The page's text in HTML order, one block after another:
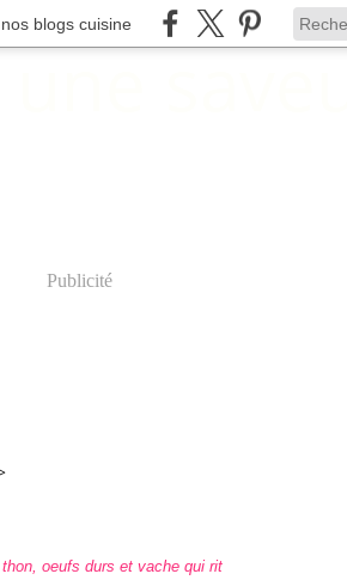
blogs cuisine
Publicité
oeufs durs et vache qui rit